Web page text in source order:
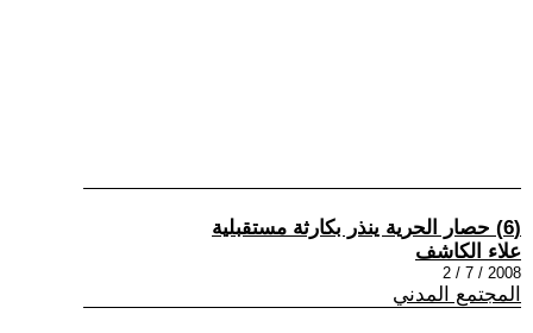
(6) حصار الحرية ينذر بكارثة مستقبلية
علاء الكاشف
2008 / 7 / 2
المجتمع المدني